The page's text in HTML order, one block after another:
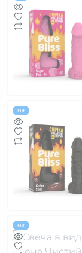
Hit
Hit